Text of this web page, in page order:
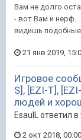
Вам не долго
- вот Вам и
видишь подобные
21 янв 2019,
Игровое
S], [EZI-T],
людей и
EsaulL ответил в
2 окт 2018,